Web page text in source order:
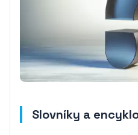
Slovníky a